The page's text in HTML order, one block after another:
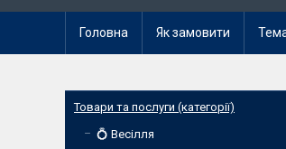
Головна Як замовити
Товари та послуги (категорії)
💍 Весілля